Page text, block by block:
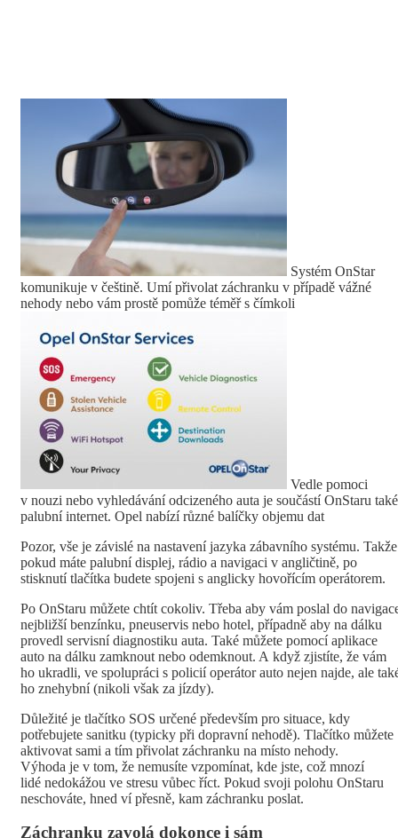
Systém OnStar
komunikuje v češtině. Umí přivolat záchranku v případě vážné
nehody nebo vám prostě pomůže téměř s čímkoli
Vedle pomoci
v nouzi nebo vyhledávání odcizeného auta je součástí OnStaru také
palubní internet. Opel nabízí různé balíčky objemu dat
Pozor, vše je závislé na nastavení jazyka zábavního systému. Takže
pokud máte palubní displej, rádio a navigaci v angličtině, po
stisknutí tlačítka budete spojeni s anglicky hovořícím operátorem.
Po OnStaru můžete chtít cokoliv. Třeba aby vám poslal do
nejbližší benzínku, pneuservis nebo hotel, případně aby na dálku
provedl servisní diagnostiku auta. Také můžete pomocí aplikace
auto na dálku zamknout nebo odemknout. A když zjistíte, že vám
ho ukradli, ve spolupráci s policií operátor auto nejen najde, ale
ho znehybní (nikoli však za jízdy).
Důležité je tlačítko SOS určené především pro situace, kdy
potřebujete sanitku (typicky při dopravní nehodě). Tlačítko můžete
aktivovat sami a tím přivolat záchranku na místo nehody.
Výhoda je v tom, že nemusíte vzpomínat, kde jste, což mnozí
lidé nedokážou ve stresu vůbec říct. Pokud svoji polohu OnStaru
neschováte, hned ví přesně, kam záchranku poslat.
Záchranku zavolá dokonce i sám